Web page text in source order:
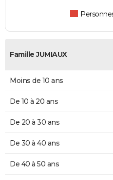
Famille JUMIAUX
Moins de 10 ans
De 10 à 20 ans
De 20 à 30 ans
De 30 à 40 ans
De 40 à 50 ans